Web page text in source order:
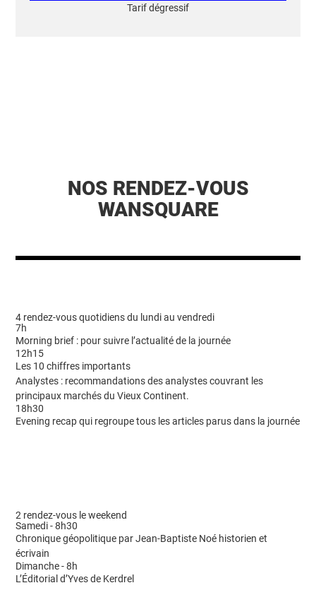
Tarif dégressif
NOS RENDEZ-VOUS
WANSQUARE
4 rendez-vous quotidiens du lundi au vendredi
7h
Morning brief : pour suivre l’actualité de la journée
12h15
Les 10 chiffres importants
Analystes : recommandations des analystes couvrant les
principaux marchés du Vieux Continent.
18h30
Evening recap qui regroupe tous les articles parus dans la journée
2 rendez-vous le weekend
Samedi - 8h30
Chronique géopolitique par Jean-Baptiste Noé historien et
écrivain
Dimanche - 8h
L’Éditorial d’Yves de Kerdrel